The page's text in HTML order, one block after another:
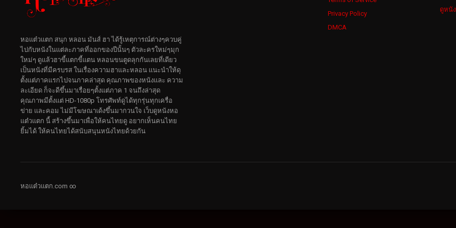
Privacy Policy
DMCA
ดูหนั
หอแต๋วแตก สนุก หลอน มันส์ ฮา ได้รู้เหตุการณ์ต่างๆควบคู่
ไปกับหนังในแต่ละภาคที่ออกของปีนั้นๆ ตัวละครใหม่ๆมุก
ใหม่ๆ ดูแล้วฮาขี้แตกขี้แตน หลอนขนตูดลุกกันเลยที่เดียว
เป็นหนังที่มีครบรส ในเรื่องความฮาและหลอน แนะนำให้ดุ
ตั้งแต่ภาคแรกไปจนภาคล่าสุด คุณภาพของหนังและ ความ
ละเอียด ก็จะดีขึ้นมาเรื่อยๆตั้งแต่ภาค 1 จนถึงล่าสุด
คุณภาพมีตั้งแต่ HD-1080p โทรศัพท์ดูได้ทุกรุ่นทุกเครื่อ
ข่าย และคอม ไม่มีโฆษณาเด้งขึ้นมากวนใจ เว็บดูหนังหอ
แต๋วแตก นี้ สร้างขึ้นมาเพื่อให้คนไทยดู อยากเห็นคนไทย
ยิ้มได้ ให้คนไทยได้สนับสนุนหนังไทยด้วยกัน
หอแต๋วแตก.com ∞